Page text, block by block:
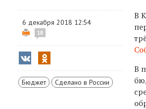
6 декабря 2018 12:54
18
Бюджет Сделано в России
В
В